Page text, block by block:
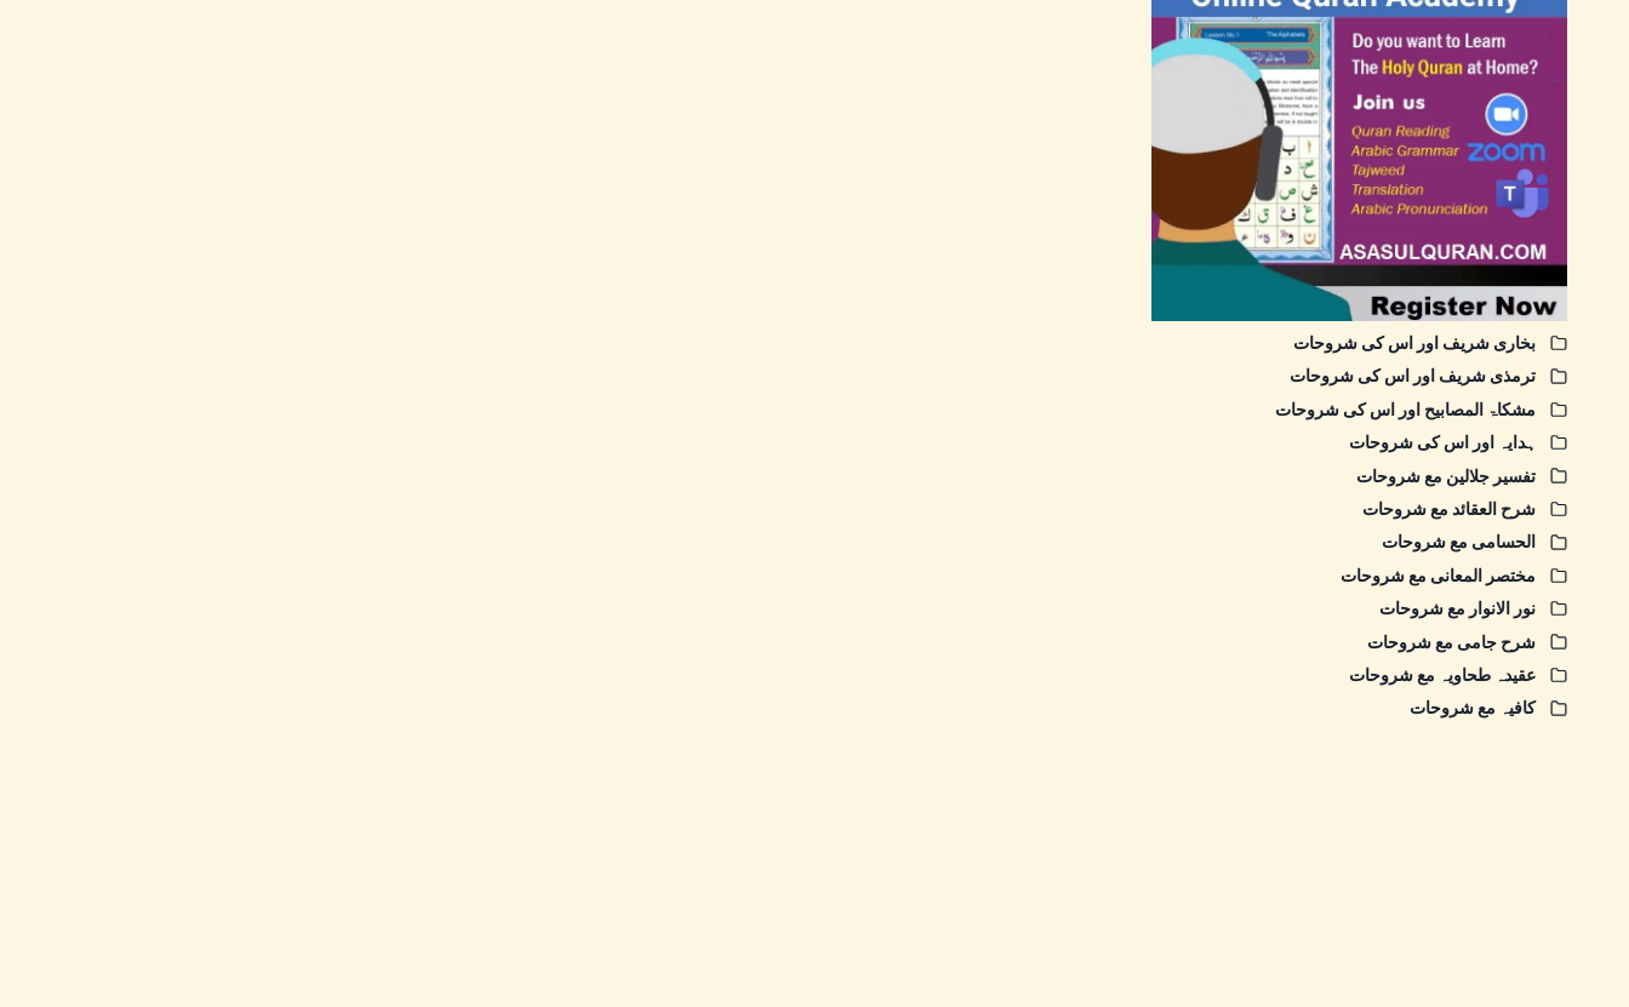
بخاری شریف اور اس کی شروحات
ترمذی شریف اور اس کی شروحات
مشکاۃ المصابیح اور اس کی شروحات
ہدایہ اور اس کی شروحات
تفسیر جلالین مع شروحات
شرح العقائد مع شروحات
الحسامی مع شروحات
مختصر المعانی مع شروحات
نور الانوار مع شروحات
شرح جامی مع شروحات
عقیدہ طحاویہ مع شروحات
کافیہ مع شروحات